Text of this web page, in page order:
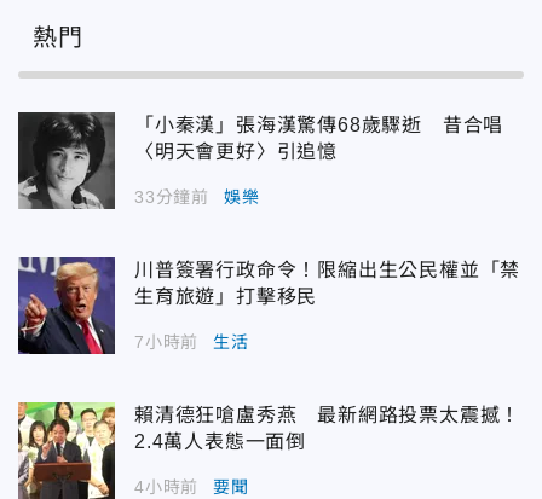
熱門
「小秦漢」張海漢驚傳68歲驟逝 昔合唱
〈明天會更好〉引追憶
33分鐘前 娛樂
川普簽署行政命令！限縮出生公民權並「禁
生育旅遊」打擊移民
7小時前 生活
賴清德狂嗆盧秀燕 最新網路投票太震撼！
2.4萬人表態一面倒
4小時前 要聞